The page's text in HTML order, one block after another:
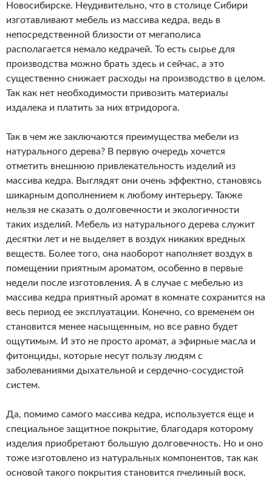
Новосибирске. Неудивительно, что в столице Сибири
изготавливают мебель из массива кедра, ведь в
непосредственной близости от мегаполиса
располагается немало кедрачей. То есть сырье для
производства можно брать здесь и сейчас, а это
существенно снижает расходы на производство в целом.
Так как нет необходимости привозить материалы
издалека и платить за них втридорога.
Так в чем же заключаются преимущества мебели из
натурального дерева? В первую очередь хочется
отметить внешнюю привлекательность изделий из
массива кедра. Выглядят они очень эффектно, становясь
шикарным дополнением к любому интерьеру. Также
нельзя не сказать о долговечности и экологичности
таких изделий. Мебель из натурального дерева служит
десятки лет и не выделяет в воздух никаких вредных
веществ. Более того, она наоборот наполняет воздух в
помещении приятным ароматом, особенно в первые
недели после изготовления. А в случае с мебелью из
массива кедра приятный аромат в комнате сохранится на
весь период ее эксплуатации. Конечно, со временем он
становится менее насыщенным, но все равно будет
ощутимым. И это не просто аромат, а эфирные масла и
фитонциды, которые несут пользу людям с
заболеваниями дыхательной и сердечно-сосудистой
систем.
Да, помимо самого массива кедра, используется еще и
специальное защитное покрытие, благодаря которому
изделия приобретают большую долговечность. Но и оно
тоже изготовлено из натуральных компонентов, так как
основой такого покрытия становится пчелиный воск.